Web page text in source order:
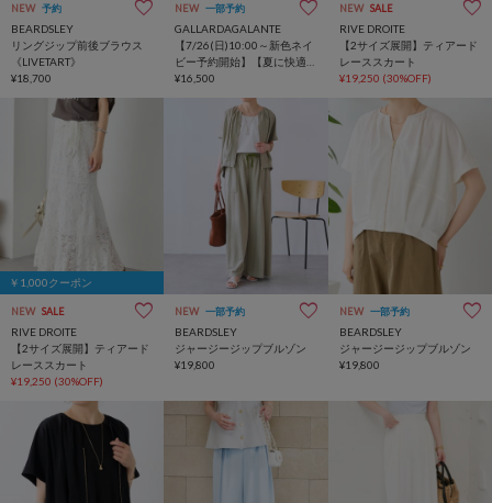
NEW 予約
BEARDSLEY
リングジップ前後ブラウス
《LIVETART》
¥18,700
NEW 一部予約
GALLARDAGALANTE
【7/26(日)10:00～新色ネイ
ビー予約開始】【夏に快適
な一枚着】バックスリット
¥16,500
NEW SALE
RIVE DROITE
【2サイズ展開】ティアード
レーススカート
¥19,250 (30%OFF)
￥1,000クーポン
NEW SALE
RIVE DROITE
【2サイズ展開】ティアード
レーススカート
¥19,250 (30%OFF)
NEW 一部予約
BEARDSLEY
ジャージージップブルゾン
¥19,800
NEW 一部予約
BEARDSLEY
ジャージージップブルゾン
¥19,800